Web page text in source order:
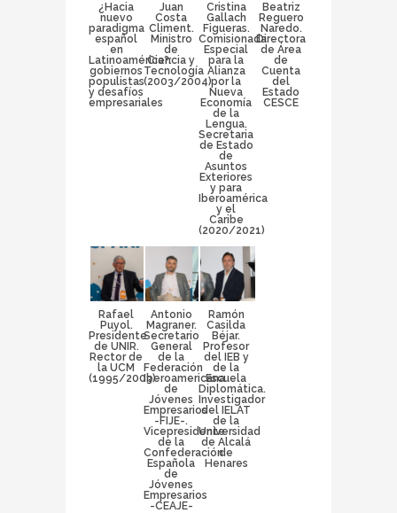
¿Hacia
nuevo
paradigma
español
en
Latinoamérica?:
gobiernos
populistas
y desafíos
empresariales
Juan
Costa
Climent.
Ministro
de
Ciencia y
Tecnología
(2003/2004)
Cristina
Gallach
Figueras.
Comisionada
Especial
para la
Alianza
por la
Nueva
Economía
de la
Lengua.
Secretaria
de Estado
de
Asuntos
Exteriores
y para
Iberoamérica
y el
Caribe
(2020/2021)
Beatriz
Reguero
Naredo.
Directora
de Área
de
Cuenta
del
Estado
CESCE
Rafael
Puyol.
Presidente
de UNIR.
Rector de
la UCM
(1995/2003)
Antonio
Magraner.
Secretario
General
de la
Federación
Iberoamericana
de
Jóvenes
Empresarios
-FIJE-.
Vicepresidente
de la
Confederación
Española
de
Jóvenes
Empresarios
-CEAJE-
Ramón
Casilda
Béjar.
Profesor
del IEB y
de la
Escuela
Diplomática.
Investigador
del IELAT
de la
Universidad
de Alcalá
de
Henares